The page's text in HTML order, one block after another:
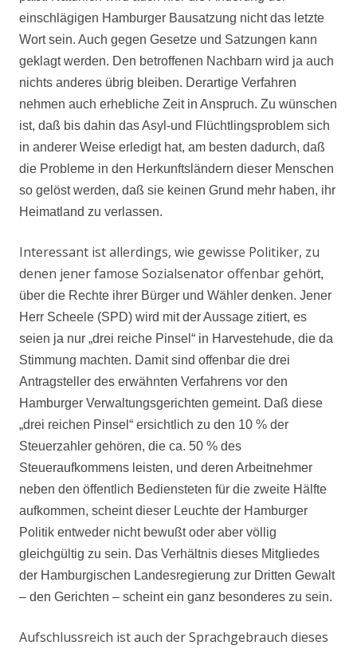
einschlägigen Hamburger Bausatzung nicht das letzte
Wort sein. Auch gegen Gesetze und Satzungen kann
geklagt werden. Den betroffenen Nachbarn wird ja auch
nichts anderes übrig bleiben. Derartige Verfahren
nehmen auch erhebliche Zeit in Anspruch. Zu wünschen
ist, daß bis dahin das Asyl-und Flüchtlingsproblem sich
in anderer Weise erledigt hat, am besten dadurch, daß
die Probleme in den Herkunftsländern dieser Menschen
so gelöst werden, daß sie keinen Grund mehr haben, ihr
Heimatland zu verlassen.
Interessant ist allerdings, wie gewisse Politiker, zu
denen jener famose Sozialsenator offenbar gehört,
über die Rechte ihrer Bürger und Wähler denken. Jener
Herr Scheele (SPD) wird mit der Aussage zitiert, es
seien ja nur „drei reiche Pinsel“ in Harvestehude, die da
Stimmung machten. Damit sind offenbar die drei
Antragsteller des erwähnten Verfahrens vor den
Hamburger Verwaltungsgerichten gemeint. Daß diese
„drei reichen Pinsel“ ersichtlich zu den 10 % der
Steuerzahler gehören, die ca. 50 % des
Steueraufkommens leisten, und deren Arbeitnehmer
neben den öffentlich Bediensteten für die zweite Hälfte
aufkommen, scheint dieser Leuchte der Hamburger
Politik entweder nicht bewußt oder aber völlig
gleichgültig zu sein. Das Verhältnis dieses Mitgliedes
der Hamburgischen Landesregierung zur Dritten Gewalt
– den Gerichten – scheint ein ganz besonderes zu sein.
Aufschlussreich ist auch der Sprachgebrauch dieses